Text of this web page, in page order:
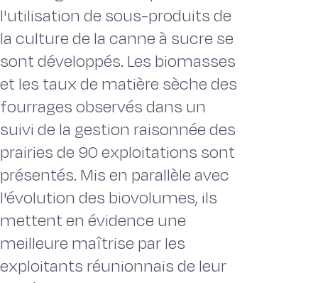
l'utilisation de sous-produits de
la culture de la canne à sucre se
sont développés. Les biomasses
et les taux de matière sèche des
fourrages observés dans un
suivi de la gestion raisonnée des
prairies de 90 exploitations sont
présentés. Mis en parallèle avec
l'évolution des biovolumes, ils
mettent en évidence une
meilleure maîtrise par les
exploitants réunionnais de leur